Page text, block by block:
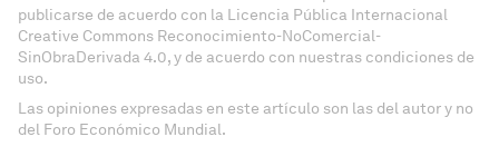
publicarse de acuerdo con la Licencia Pública Internacional
Creative Commons Reconocimiento-NoComercial-
SinObraDerivada 4.0, y de acuerdo con nuestras condiciones de
uso.
Las opiniones expresadas en este artículo son las del autor y no
del Foro Económico Mundial.